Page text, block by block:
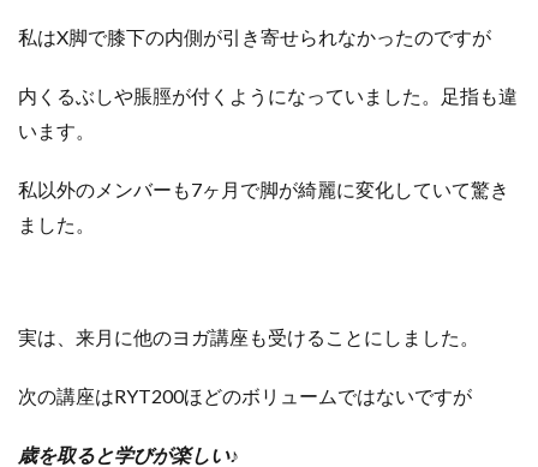
私はX脚で膝下の内側が引き寄せられなかったのですが
内くるぶしや脹脛が付くようになっていました。足指も違
います。
私以外のメンバーも7ヶ月で脚が綺麗に変化していて驚き
ました。
実は、 来月に他のヨガ講座も受けることにしました。
次の講座はRYT200ほどのボリュームではないですが
歳を取ると学びが楽しい♪